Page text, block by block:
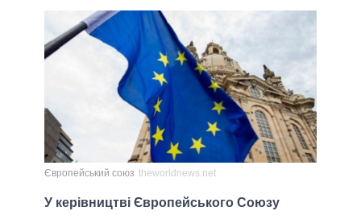
Європейський союз theworldnews.net
У керівництві Європейського Союзу